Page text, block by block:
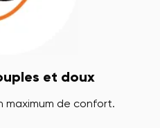
et doux
maximum de confort.